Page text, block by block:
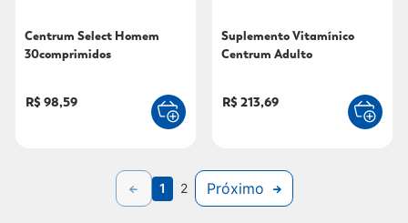
Centrum Select Homem
30comprimidos
R$ 98,59
Suplemento Vitamínico
Centrum Adulto
R$ 213,69
1 2 Próximo